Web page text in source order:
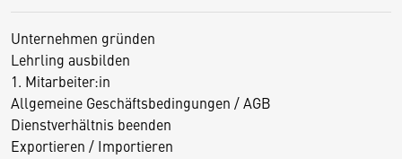
Unternehmen gründen
Lehrling ausbilden
1. Mitarbeiter:in
Allgemeine Geschäftsbedingungen / AGB
Dienstverhältnis beenden
Exportieren / Importieren